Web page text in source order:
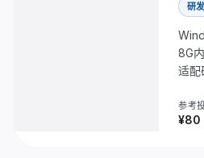
研
8G
适配
参考
¥80